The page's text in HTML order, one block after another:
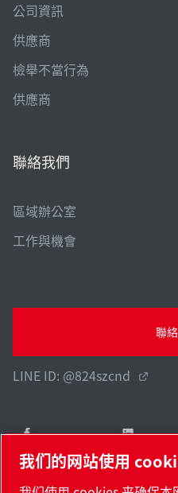
公司資訊
供應商
檢舉不當行為
供應商
聯絡我們
區域辦公室
工作與機會
聯
LINE ID: @824szcnd
我们的网站使用